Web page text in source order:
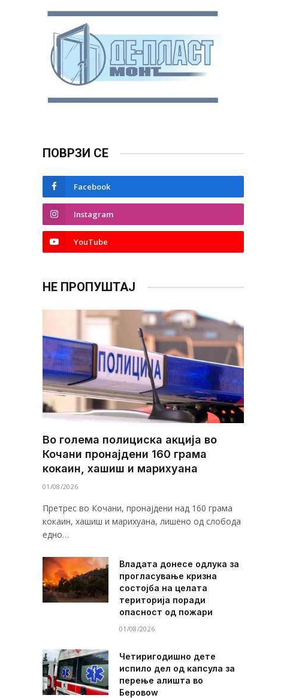
ПОВРЗИ СЕ
Facebook
Instagram
YouTube
НЕ ПРОПУШТАЈ
Во голема полициска акција во
Кочани пронајдени 160 грама
кокаин, хашиш и марихуана
01/08/2026
Претрес во Кочани, пронајдени над 160 грама
кокаин, хашиш и марихуана, лишено од слобода
едно…
Владата донесе одлука за
прогласување кризна
состојба на целата
територија поради
опасност од пожари
01/08/2026
Четиригодишно дете
испило дел од капсула за
перење алишта во
Беровоw